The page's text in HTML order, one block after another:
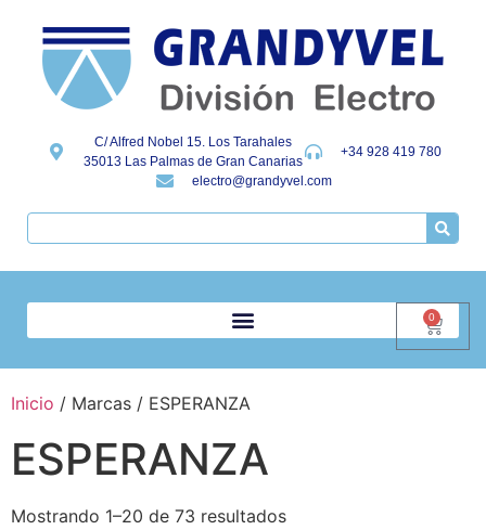
C/ Alfred Nobel 15. Los Tarahales
35013 Las Palmas de Gran Canarias
+34 928 419 780
electro@grandyvel.com
0
Inicio / Marcas / ESPERANZA
ESPERANZA
Mostrando 1–20 de 73 resultados